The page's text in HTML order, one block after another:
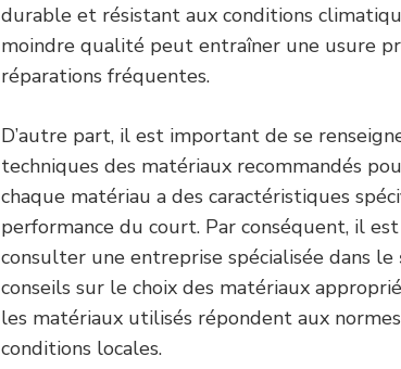
durable et résistant aux conditions
moindre qualité peut entraîner une usure
réparations fréquentes.
D’autre part, il est important de se
techniques des matériaux recommandés
chaque matériau a des caractéristiques
performance du court. Par conséquent, il
consulter une entreprise spécialisée dans le
conseils sur le choix des matériaux
les matériaux utilisés répondent aux
conditions locales.